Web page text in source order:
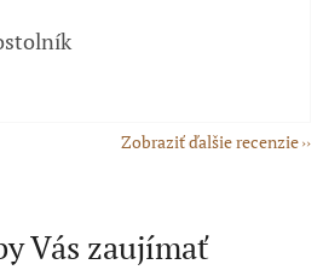
obchodu je 5 z 5 hviezdičiek.
Zobraziť ďalšie recenzie
Vás zaujímať